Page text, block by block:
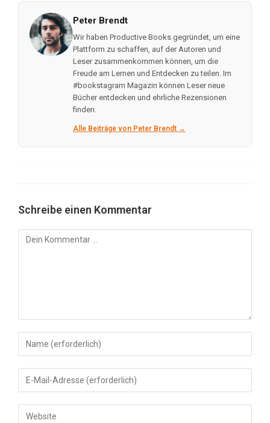
Peter Brendt
Wir haben Productive Books gegründet, um eine
Plattform zu schaffen, auf der Autoren und
Leser zusammenkommen können, um die
Freude am Lernen und Entdecken zu teilen. Im
#bookstagram Magazin können Leser neue
Bücher entdecken und ehrliche Rezensionen
finden.
Alle Beiträge von Peter Brendt →
Schreibe einen Kommentar
Kommentar
Gib
deinen
Namen
oder
zum
Gib
deine
E-
Mail-
Gib